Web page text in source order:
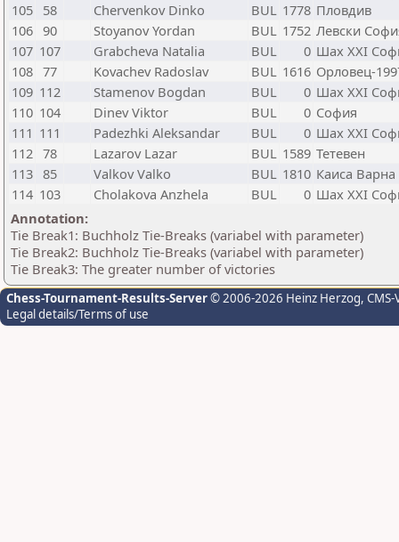
105 58 Chervenkov Dinko BUL 1778 Пловдив
106 90 Stoyanov Yordan BUL 1752 Левски
107 107 Grabcheva Natalia BUL 0 Шах XXI
108 77 Kovachev Radoslav BUL 1616 Орловец-
109 112 Stamenov Bogdan BUL 0 Шах XXI
110 104 Dinev Viktor BUL 0 София
111 111 Padezhki Aleksandar BUL 0 Шах XXI
112 78 Lazarov Lazar BUL 1589 Тетевен
113 85 Valkov Valko BUL 1810 Каиса Варна
114 103 Cholakova Anzhela BUL 0 Шах XXI
Annotation:
Tie Break1: Buchholz Tie-Breaks (variabel with parameter)
Tie Break2: Buchholz Tie-Breaks (variabel with parameter)
Tie Break3: The greater number of victories
Chess-Tournament-Results-Server© 2006-2026 Heinz Herzog,
Legal details/Terms of use